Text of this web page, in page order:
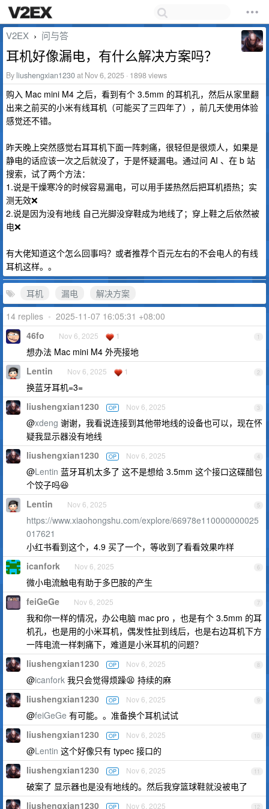
V2EX › 问与答
耳机好像漏电，有什么解决方案吗？
By liushengxian1230at Nov 6, 2025 · 1898 views
购入 Mac mini M4 之后，看到有个 3.5mm 的耳机孔，然后从家里翻
出来之前买的小米有线耳机（可能买了三四年了），前几天使用体验
感觉还不错。
昨天晚上突然感觉右耳耳机下面一阵刺痛，很轻但是很烦人，如果是
静电的话应该一次之后就没了，于是怀疑漏电。通过问 AI 、在 b 站
搜索，试了两个方法：
1.说是干燥寒冷的时候容易漏电，可以用手搓热然后把耳机捂热；实
测无效❌
2.说是因为没有地线 自己光脚没穿鞋成为地线了；穿上鞋之后依然被
电❌
有大佬知道这个怎么回事吗？或者推荐个百元左右的不会电人的有线
耳机这样。。
耳机 漏电
解决方案
14 replies • 2025-11-07 16:05:31 +08:00
1
46fo Nov 6, 2025 1
想办法 Mac mini M4 外壳接地
2
Lentin Nov 6, 2025 1
换蓝牙耳机=3=
3
liushengxian1230 OP Nov 6, 2025
@xdeng 谢谢，我看说连接到其他带地线的设备也可以，现在怀
疑我显示器没有地线
4
liushengxian1230 OP Nov 6, 2025
@Lentin 蓝牙耳机太多了 这不是想给 3.5mm 这个接口这碟醋包
个饺子吗😆
5
Lentin Nov 6, 2025
https://www.xiaohongshu.com/explore/66978e110000000025
017621
小红书看到这个，4.9 买了一个，等收到了看看效果咋样
6
icanfork Nov 6, 2025
微小电流触电有助于多巴胺的产生
7
feiGeGe Nov 6, 2025
我和你一样的情况，办公电脑 mac pro ，也是有个 3.5mm 的耳
机孔，也是用的小米耳机，偶发性扯到线后，也是右边耳机下方
一阵电流一样刺痛下，难道是小米耳机的问题？
8
liushengxian1230 OP Nov 6, 2025
@icanfork 我只会觉得烦躁😫 持续的麻
9
liushengxian1230 OP Nov 6, 2025
@feiGeGe 有可能。。准备换个耳机试试
10
liushengxian1230 OP Nov 6, 2025
@Lentin 这个好像只有 typec 接口的
11
liushengxian1230 OP Nov 6, 2025
破案了 显示器也是没有地线的。然后我穿篮球鞋就没被电了
12
liushengxian1230 OP Nov 6, 2025